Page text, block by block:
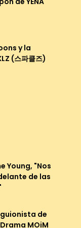
y la
(스파클즈)
Young, "Nos
de las
de
MOiM